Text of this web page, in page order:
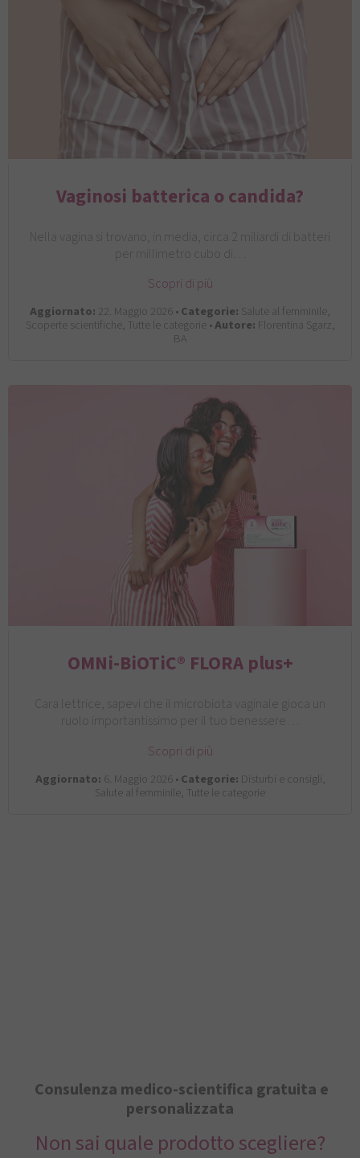
Vaginosi batterica o candida?
Nella vagina si trovano, in media, circa 2 miliardi di batteri
per millimetro cubo di…
Scopri di più
Aggiornato: 22. Maggio 2026 •Categorie: Salute al femminile,
Scoperte scientifiche, Tutte le categorie •Autore: Florentina Sgarz,
BA
OMNi-BiOTiC® FLORA plus+
Cara lettrice, sapevi che il microbiota vaginale gioca un
ruolo importantissimo per il tuo benessere…
Scopri di più
Aggiornato: 6. Maggio 2026 •Categorie: Disturbi e consigli,
Salute al femminile, Tutte le categorie
Consulenza medico-scientifica gratuita e
personalizzata
Non sai quale prodotto scegliere?